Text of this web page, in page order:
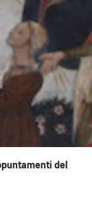
del